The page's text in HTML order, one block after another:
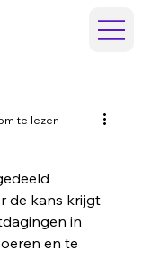
te lezen
de kans krijgt
in
en te